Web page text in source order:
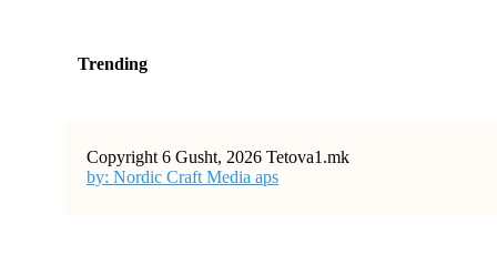
Trending
Copyright 6 Gusht, 2026 Tetova1.mk
by: Nordic Craft Media aps